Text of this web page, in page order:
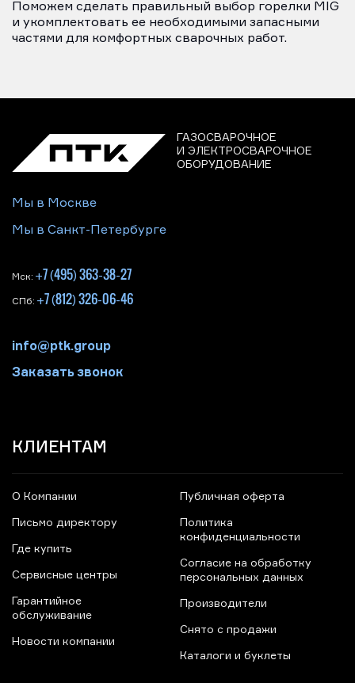
Поможем сделать правильный выбор горелки MIG
и укомплектовать ее необходимыми запасными
частями для комфортных сварочных работ.
ГАЗОСВАРОЧНОЕ
И ЭЛЕКТРОСВАРОЧНОЕ
ОБОРУДОВАНИЕ
Мы в Москве
Мы в Санкт-Петербурге
Мск: +7 (495) 363-38-27
СПб: +7 (812) 326-06-46
info@ptk.group
Заказать звонок
КЛИЕНТАМ
О Компании
Письмо директору
Где купить
Сервисные центры
Гарантийное
обслуживание
Новости компании
Публичная оферта
Политика
конфиденциальности
Согласие на обработку
персональных данных
Производители
Снято с продажи
Каталоги и буклеты